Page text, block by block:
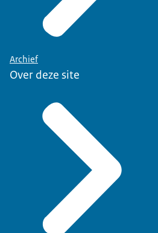
Archief
Over deze site